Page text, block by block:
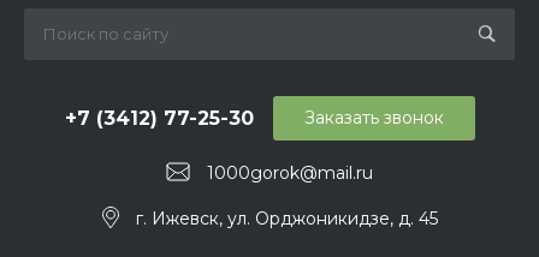
+7 (3412) 77-25-30
1000gorok@mail.ru
Заказать звонок
г. Ижевск, ул. Орджоникидзе, д. 45